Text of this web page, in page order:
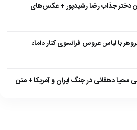
دختر جذاب رضا رشیدپور + عکس‌های
با لباس عروس فرانسوی کنار داماد
محیا دهقانی در جنگ ایران و آمریکا + متن